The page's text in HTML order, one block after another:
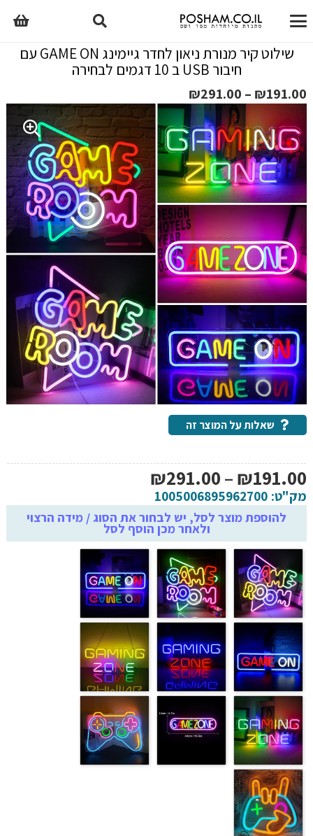
שילוט קיר מנורת ניאון לחדר גיימינג GAME ON עם
חיבור USB ב 10 דגמים לבחירה
₪191.00
–
₪291.00
מחירים:
עד
שאלות על המוצר זה
₪191.00
–
₪291.00
עד
מק"ט: 1005006895962700
להוספת מוצר לסל, יש לבחור את הסוג / מידה הרצוי
ולאחר מכן הוסף לסל